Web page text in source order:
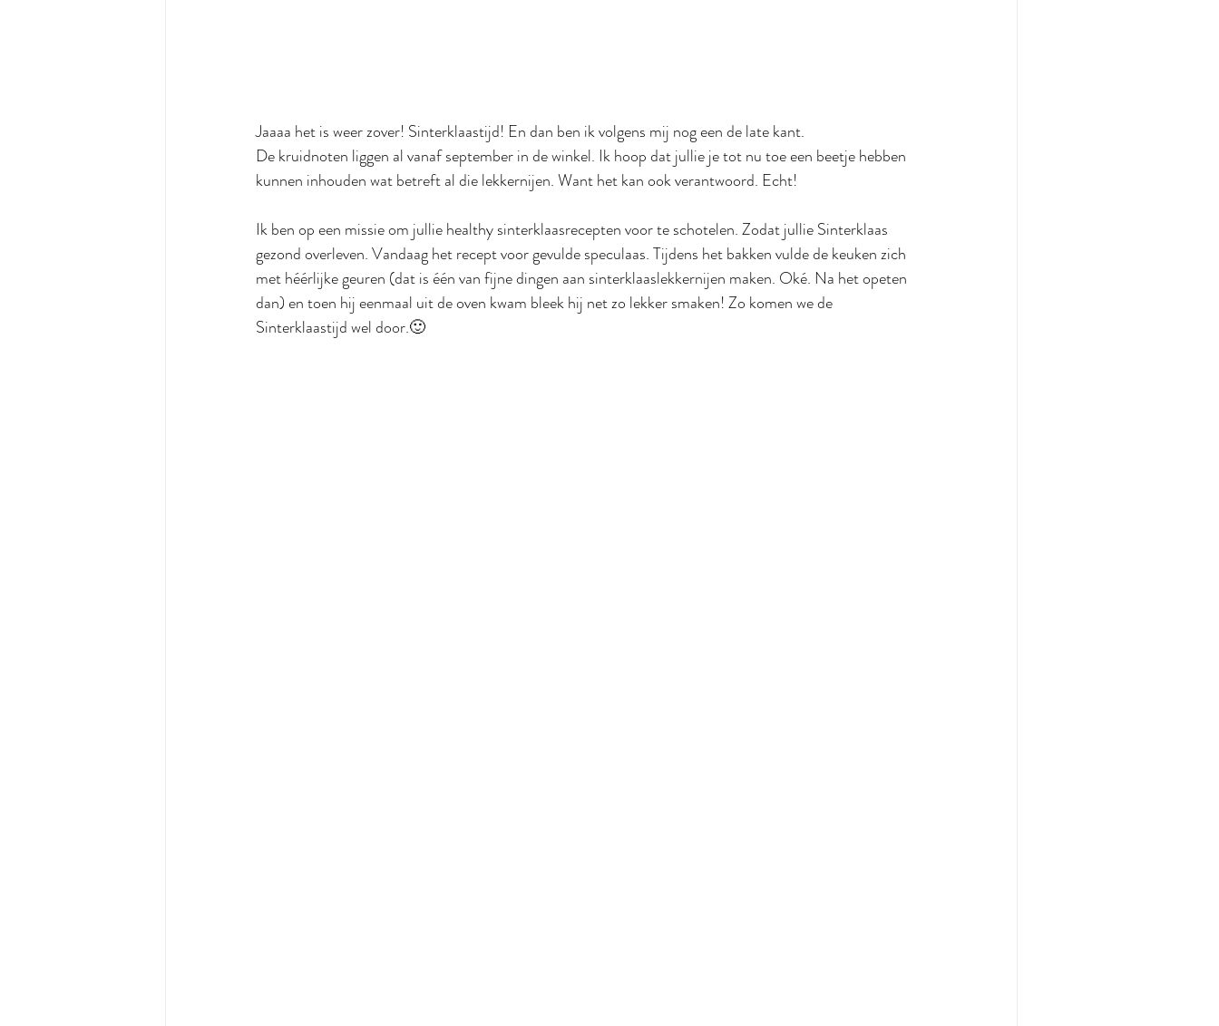
Jaaaa het is weer zover! Sinterklaastijd! En dan ben ik volgens mij nog een de late kant.
De kruidnoten liggen al vanaf september in de winkel. Ik hoop dat jullie je tot nu toe een beetje hebben
kunnen inhouden wat betreft al die lekkernijen. Want het kan ook verantwoord. Echt!
Ik ben op een missie om jullie healthy sinterklaasrecepten voor te schotelen. Zodat jullie Sinterklaas
gezond overleven. Vandaag het recept voor gevulde speculaas. Tijdens het bakken vulde de keuken zich
met héérlijke geuren (dat is één van fijne dingen aan sinterklaaslekkernijen maken. Oké. Na het opeten
dan) en toen hij eenmaal uit de oven kwam bleek hij net zo lekker smaken! Zo komen we de
Sinterklaastijd wel door.🙂